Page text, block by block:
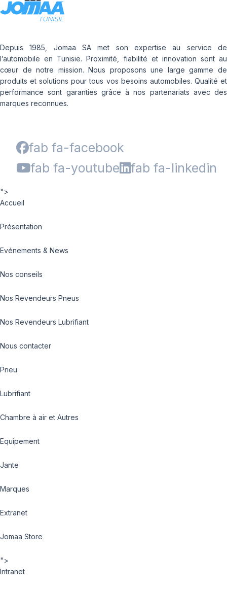
Depuis 1985, Jomaa SA met son expertise au service de
l’automobile en Tunisie. Proximité, fiabilité et innovation sont au
cœur de notre mission. Nous proposons une large gamme de
produits et solutions pour tous vos besoins automobiles. Qualité et
performance sont garanties grâce à nos partenariats avec des
marques reconnues.
fab fa-facebook
fab fa-youtube
fab fa-linkedin
">
Accueil
Présentation
Evénements & News
Nos conseils
Nos Revendeurs Pneus
Nos Revendeurs Lubrifiant
Nous contacter
Pneu
Lubrifiant
Chambre à air et Autres
Equipement
Jante
Marques
Extranet
Jomaa Store
">
Intranet